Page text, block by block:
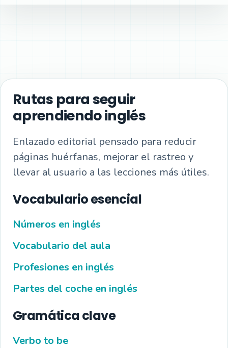
Rutas para seguir
aprendiendo inglés
Enlazado editorial pensado para reducir
páginas huérfanas, mejorar el rastreo y
llevar al usuario a las lecciones más útiles.
Vocabulario esencial
Números en inglés
Vocabulario del aula
Profesiones en inglés
Partes del coche en inglés
Gramática clave
Verbo to be